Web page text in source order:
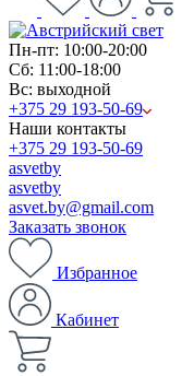
Пн-пт: 10:00-20:00
Сб: 11:00-18:00
Вс: выходной
+375 29 193-50-69
Наши контакты
+375 29 193-50-69
asvetby
asvetby
asvet.by@gmail.com
Заказать звонок
Избранное
Кабинет